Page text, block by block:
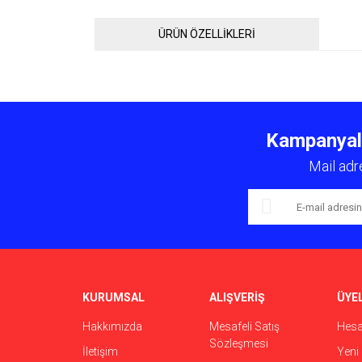
ÜRÜN ÖZELLİKLERİ
Ürün resmi kalitesiz, bozuk veya görüntülenemiyor.
Mail
KURUMSAL
Hakkımızda
İletişim
ALIŞVERİŞ
Mesafeli Satış
Sözleşmesi
Yeni